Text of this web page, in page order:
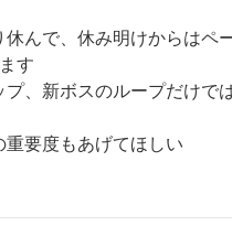
休んで、休み明けからはペ
す
プ、新ボスのループだけで
重要度もあげてほしい